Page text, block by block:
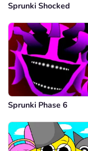
Sprunki Shocked
Sprunki Phase 6